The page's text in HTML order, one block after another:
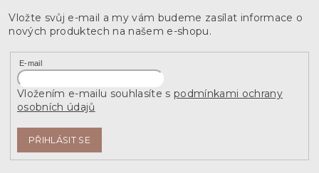
Vložte svůj e-mail a my vám budeme zasílat informace o
nových produktech na našem e-shopu.
E-mail
Vložením e-mailu souhlasíte s podmínkami ochrany
osobních údajů
PŘIHLÁSIT SE